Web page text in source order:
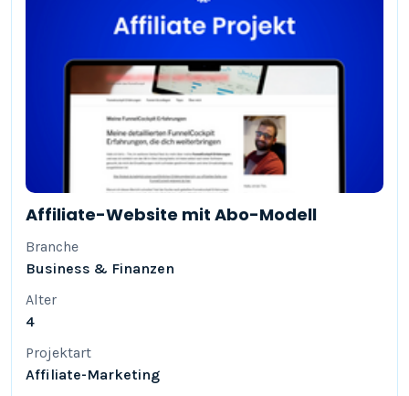
Affiliate-Website mit Abo-Modell
Branche
Business & Finanzen
Alter
4
Projektart
Affiliate-Marketing